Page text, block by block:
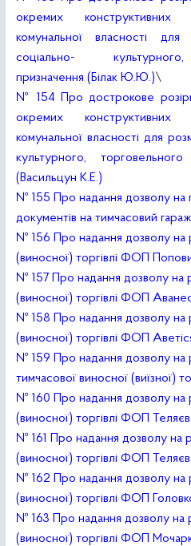
окремих конструктивних
комунальної власності
соціально- культурного,
призначення (Білак Ю.Ю.)\
№ 154 Про дострокове
окремих конструктивних
комунальної власності для
культурного,
(Васильцун К.Е.)
№ 155 Про надання дозволу
документів на тимчасовий
№ 156 Про надання дозволу на
(виносної) торгівлі ФОП
№ 157 Про надання дозволу на
(виносної) торгівлі ФОП
№ 158 Про надання дозволу на
(виносної) торгівлі ФОП
№ 159 Про надання дозволу на
тимчасової виносної (виїзної)
№ 160 Про надання дозволу на
(виносної) торгівлі ФОП
№ 161 Про надання дозволу на
(виносної) торгівлі ФОП
№ 162 Про надання дозволу на
(виносної) торгівлі ФОП
№ 163 Про надання дозволу на
(виносної) торгівлі ФОП